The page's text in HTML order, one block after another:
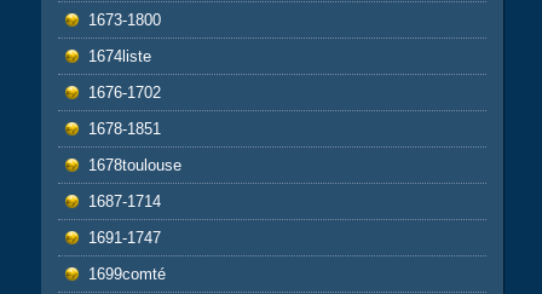
1673-1800
1674liste
1676-1702
1678-1851
1678toulouse
1687-1714
1691-1747
1699comté